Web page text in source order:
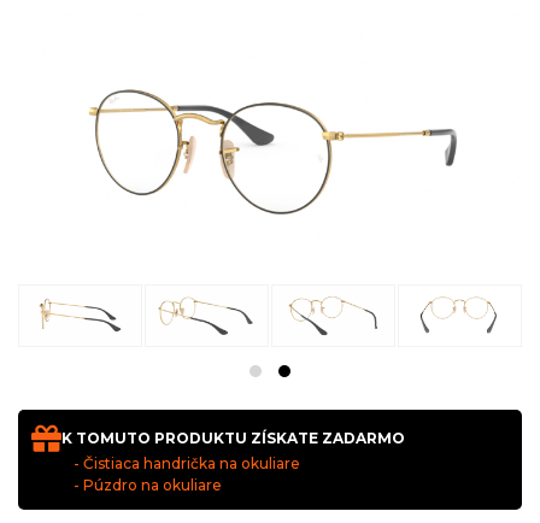
K TOMUTO PRODUKTU ZÍSKATE ZADARMO
- Čistiaca handrička na okuliare
- Púzdro na okuliare